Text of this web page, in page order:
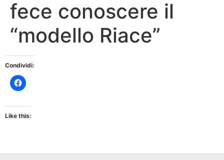
fece conoscere il
“modello Riace”
Condividi:
Like this: